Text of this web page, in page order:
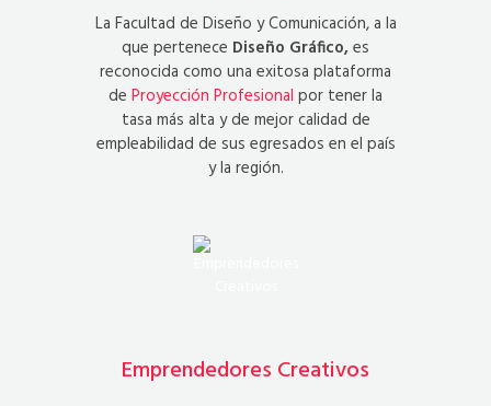
La Facultad de Diseño y Comunicación, a la
que pertenece Diseño Gráfico,es
reconocida como una exitosa plataforma
de Proyección Profesional por tener la
tasa más alta y de mejor calidad de
empleabilidad de sus egresados en el país
y la región.
Emprendedores Creativos